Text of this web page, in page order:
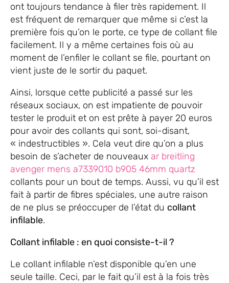
ont toujours tendance à filer très rapidement. Il
est fréquent de remarquer que même si c’est la
première fois qu’on le porte, ce type de collant file
facilement. Il y a même certaines fois où au
moment de l’enfiler le collant se file, pourtant on
vient juste de le sortir du paquet.
Ainsi, lorsque cette publicité a passé sur les
réseaux sociaux, on est impatiente de pouvoir
tester le produit et on est prête à payer 20 euros
pour avoir des collants qui sont, soi-disant,
« indestructibles ». Cela veut dire qu’on a plus
besoin de s’acheter de nouveaux ar breitling
avenger mens a7339010 b905 46mm quartz
collants pour un bout de temps. Aussi, vu qu’il est
fait à partir de fibres spéciales, une autre raison
de ne plus se préoccuper de l’état du collant
infilable.
Collant infilable : en quoi consiste-t-il ?
Le collant infilable n’est disponible qu’en une
seule taille. Ceci, par le fait qu’il est à la fois très